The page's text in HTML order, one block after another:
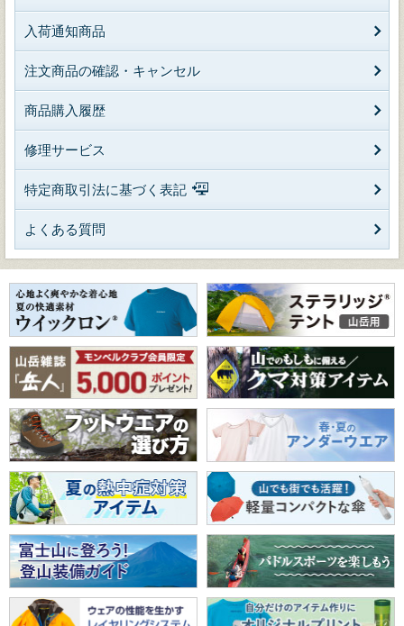
入荷通知商品
注文商品の確認・キャンセル
商品購入履歴
修理サービス
特定商取引法に基づく表記
よくある質問